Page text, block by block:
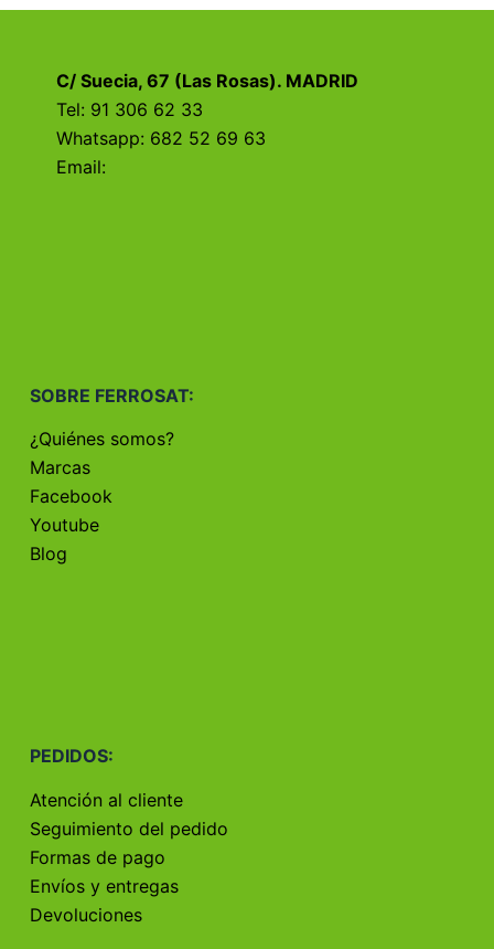
C/ Suecia, 67 (Las Rosas). MADRID
Tel: 91 306 62 33
Whatsapp: 682 52 69 63
Email:
SOBRE FERROSAT:
¿Quiénes somos?
Marcas
Facebook
Youtube
Blog
PEDIDOS:
Atención al cliente
Seguimiento del pedido
Formas de pago
Envíos y entregas
Devoluciones